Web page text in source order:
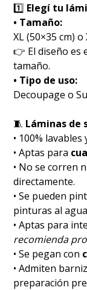
1️⃣ Elegí tu
• Tamaño:
XL (50×35 cm) o
👉 El diseño es
tamaño.
• Tipo de uso:
Decoupage o
🧵 Láminas de
• 100%
• Aptas para
• No se corren
directamente.
• Se pueden
pinturas al
• Aptas para
recomienda
• Se pegan con
• Admiten
preparación